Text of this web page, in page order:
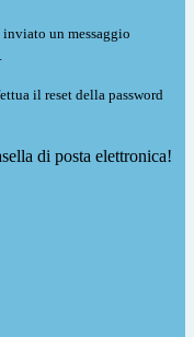
inviato un messaggio
il reset della password
di posta elettronica!